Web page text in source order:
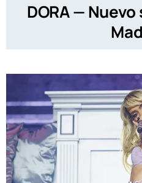
DORA —